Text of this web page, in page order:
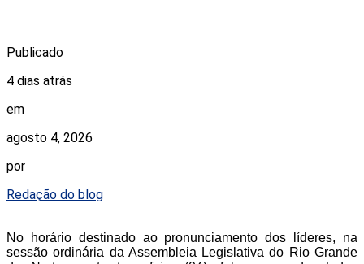
Publicado
4 dias atrás
em
agosto 4, 2026
por
Redação do blog
No horário destinado ao pronunciamento dos líderes, na
sessão ordinária da Assembleia Legislativa do Rio Grande